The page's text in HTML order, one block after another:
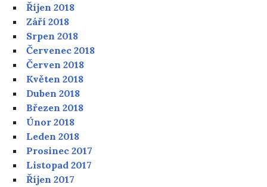
Říjen 2018
Září 2018
Srpen 2018
Červenec 2018
Červen 2018
Květen 2018
Duben 2018
Březen 2018
Únor 2018
Leden 2018
Prosinec 2017
Listopad 2017
Říjen 2017